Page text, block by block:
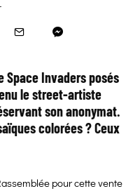
Space Invaders posés
le street-artiste
son anonymat.
colorées ? Ceux
pour cette vente